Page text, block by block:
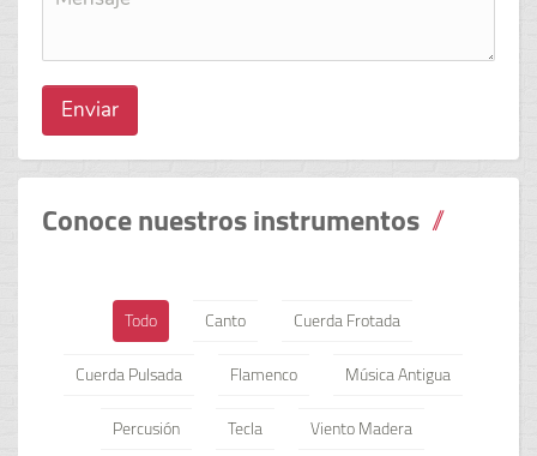
Enviar
Conoce nuestros instrumentos
Todo Canto
Cuerda Frotada
Cuerda Pulsada
Flamenco
Música Antigua
Percusión
Tecla
Viento Madera